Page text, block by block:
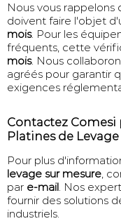
Nous vous rappelons
doivent faire l'objet
mois. Pour les
fréquents, cette
mois. Nous
agréés pour garantir
exigences
Contactez Comesi
Platines de Levage
Pour plus
levage sur mesure,
par e-mail. Nos
fournir des solutions
industriels.